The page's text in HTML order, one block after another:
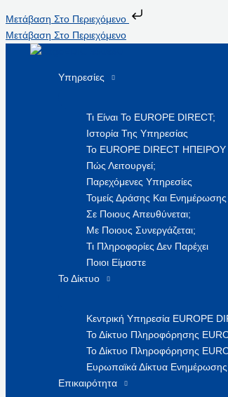
Μετάβαση Στο Περιεχόμενο
Μετάβαση Στο Περιεχόμενο
Υπηρεσίες
Τι Είναι Το EUROPE DIRECT;
Ιστορία Της Υπηρεσίας
Το EUROPE DIRECT ΗΠΕΙΡΟΥ
Πώς Λειτουργεί;
Παρεχόμενες Υπηρεσίες
Τομείς Δράσης Και Ενημέρωσης
Σε Ποιους Απευθύνεται;
Με Ποιους Συνεργάζεται;
Τι Πληροφορίες Δεν Παρέχει
Ποιοι Είμαστε
Το Δίκτυο
Κεντρική Υπηρεσία EUROPE
Το Δίκτυο Πληροφόρησης
Το Δίκτυο Πληροφόρησης
Ευρωπαϊκά Δίκτυα
Επικαιρότητα